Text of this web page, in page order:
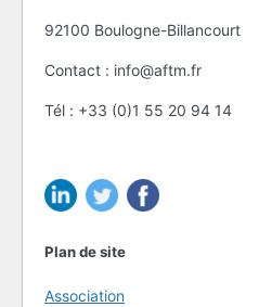
92100 Boulogne-Billancourt
Contact : info@aftm.fr
Tél : +33 (0)1 55 20 94 14
Plan de site
Association